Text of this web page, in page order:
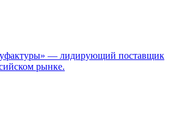
— лидирующий поставщик
рынке.